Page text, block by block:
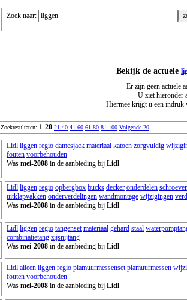
Zoek naar:
Bekijk de actuele
Er zijn geen actuele
U ziet hieronder
Hiermee krijgt u een indruk
Zoekresultaten: 1-20 21-40 41-60 61-80 81-100 Volgende 20
Lidl liggen regio damesjack materiaal katoen zorgvuldig
fouten voorbehouden
Was mei-2008 in de aanbieding bij Lidl
Lidl liggen regio opbergbox bucks decker onderdelen
uitklapvakken onderverdelingen wandmontage wijzigingen
Was mei-2008 in de aanbieding bij Lidl
Lidl liggen regio tangenset materiaal gehard staal
combinatietang zijsnijtang
Was mei-2008 in de aanbieding bij Lidl
Lidl aileen liggen regio plamuurmessenset plamuurmessen
fouten voorbehouden
Was mei-2008 in de aanbieding bij Lidl